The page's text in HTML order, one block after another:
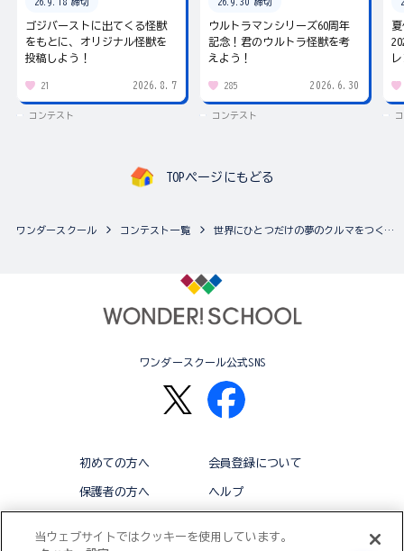
26.9.18 締切
ゴジバーストに出てくる怪獣
をもとに、オリジナル怪獣を
投稿しよう！
21 2026.8.7
コンテスト
26.9.30 締切
ウルトラマンシリーズ60周年
記念！君のウルトラ怪獣を考
えよう！
285 2026.6.30
コンテスト
TOPページにもどる
ワンダースクール コンテスト一覧 世界にひとつだけの夢のクルマをつくろう！！マツダ「デミオ」 ペーパークラフトオリジナルデザインコンテスト（複数の...
ワンダースクール公式SNS
初めての方へ 会員登録について
保護者の方へ ヘルプ
当ウェブサイトではクッキーを使用しています。